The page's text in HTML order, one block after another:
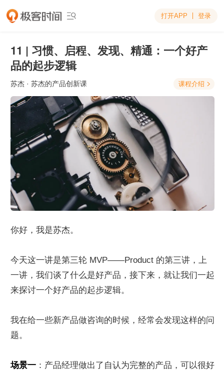
 打开APP 登录
11 | 习惯、启程、发现、精通：一个好产
品的起步逻辑
苏杰 · 苏杰的产品创新课 课程介绍 
你好，我是苏杰。
今天这一讲是第三轮 MVP——Product 的第三讲，上
一讲，我们谈了什么是好产品，接下来，就让我们一起
来探讨一个好产品的起步逻辑。
我在给一些新产品做咨询的时候，经常会发现这样的问
题。
场景一 ：产品经理做出了自认为完整的产品，可以很好